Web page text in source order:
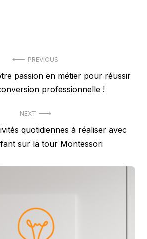
PREVIOUS
passion en métier pour réussir
professionnelle !
NEXT
quotidiennes à réaliser avec
sur la tour Montessori